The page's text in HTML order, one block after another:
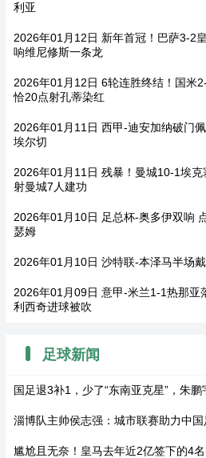
利亚
2026年01月12日 新年首冠！巴萨3-2
响维尼修斯一条龙
2026年01月12日 6轮连胜终结！国米
恰20点射孔蒂染红
2026年01月11日 西甲-迪安加纳破门
埃尔切
2026年01月11日 残暴！曼城10-1埃
射曼城7人建功
2026年01月10日 足总杯-奥多伊双响
瑟姆
2026年01月10日 沙特联-本泽马半场
2026年01月09日 意甲-米兰1-1热那亚
利西奇进球被吹
足球新闻
国足退3补1，少了“东南亚克星”，朱
淄博队主帅侯志强：城市联赛助力中国
尴尬且无奈！皇马去年近2亿签下的4